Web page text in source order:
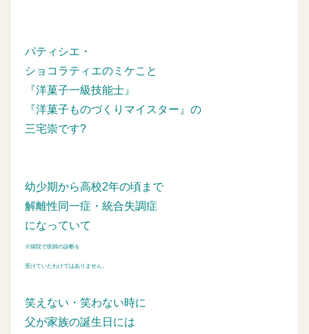
パティシエ・
ショコラティエのミケこと
『洋菓子一級技能士』
『洋菓子ものづくりマイスター』の
三宅崇です?
幼少期から高校2年の頃まで
解離性同一症・統合失調症
になっていて
※病院で医師の診断を
受けていたわけではありません。
笑えない・笑わない時に
父が家族の誕生日には